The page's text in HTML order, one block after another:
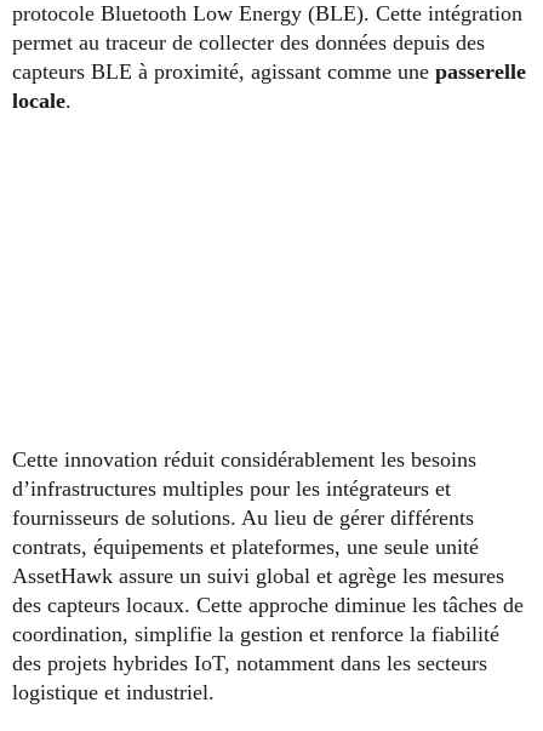
protocole Bluetooth Low Energy (BLE). Cette intégration
permet au traceur de collecter des données depuis des
capteurs BLE à proximité, agissant comme une passerelle
locale.
Cette innovation réduit considérablement les besoins
d’infrastructures multiples pour les intégrateurs et
fournisseurs de solutions. Au lieu de gérer différents
contrats, équipements et plateformes, une seule unité
AssetHawk assure un suivi global et agrège les mesures
des capteurs locaux. Cette approche diminue les tâches de
coordination, simplifie la gestion et renforce la fiabilité
des projets hybrides IoT, notamment dans les secteurs
logistique et industriel.